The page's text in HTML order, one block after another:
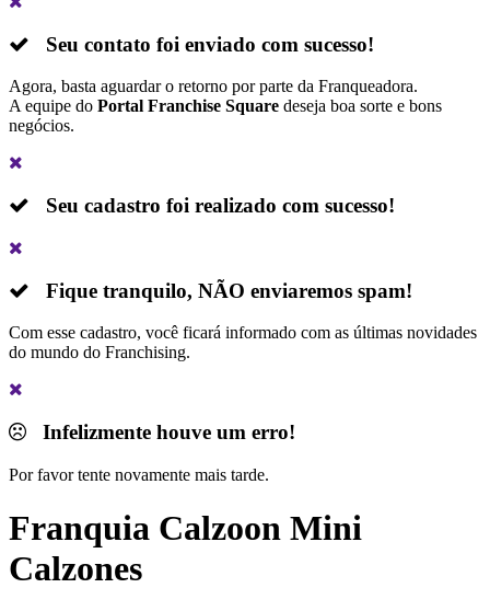
Seu contato foi enviado com sucesso!
Agora, basta aguardar o retorno por parte da Franqueadora.
A equipe do Portal Franchise Square deseja boa sorte e bons
negócios.
Seu cadastro foi realizado com sucesso!
Fique tranquilo, NÃO enviaremos spam!
Com esse cadastro, você ficará informado com as últimas novidades
do mundo do Franchising.
Infelizmente houve um erro!
Por favor tente novamente mais tarde.
Franquia Calzoon Mini
Calzones